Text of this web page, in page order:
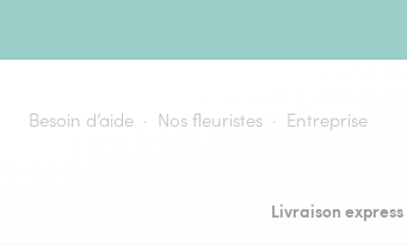
Besoin d’aide Nos fleuristes Entreprise
Livraison express